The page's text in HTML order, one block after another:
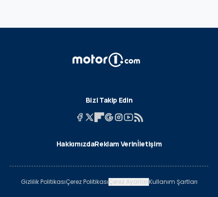
Bizi Takip Edin
HakkımızdaReklam Verinİletişim
Gizlilik PolitikasıÇerez PolitikasıÇerez AyarlarıKullanım Şartları